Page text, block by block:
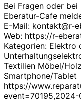
Bei Fragen oder
Eberatur-Cafe
E-Mail: kontakt@r-
Web: https://r-
Kategorien: Elektro
Textilien Möbel/
Smartphone/Tablet
https://
event=70195,2024-